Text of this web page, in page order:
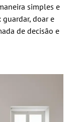
simples e
doar e
de decisão e